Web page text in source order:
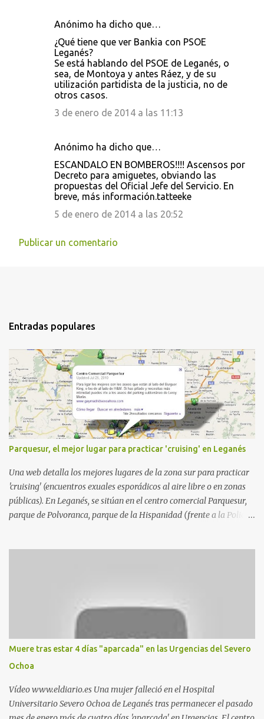
Anónimo ha dicho que…
¿Qué tiene que ver Bankia con PSOE
Leganés?
Se está hablando del PSOE de Leganés, o
sea, de Montoya y antes Ráez, y de su
utilización partidista de la justicia, no de
otros casos.
3 de enero de 2014 a las 11:13
Anónimo ha dicho que…
ESCANDALO EN BOMBEROS!!!! Ascensos por
Decreto para amiguetes, obviando las
propuestas del Oficial Jefe del Servicio. En
breve, más información.tatteeke
5 de enero de 2014 a las 20:52
Publicar un comentario
Entradas populares
Parquesur, el mejor lugar para practicar 'cruising' en Leganés
Una web detalla los mejores lugares de la zona sur para practicar
'cruising' (encuentros exuales esporádicos al aire libre o en zonas
públicas). En Leganés, se sitúan en el centro comercial Parquesur,
parque de Polvoranca, parque de la Hispanidad (frente a la Policía
estadio municipal de Butarque) y caminos entre el estadio y Plaza
Nueva. Otro lugar: Escombrera de Polvoranca, entre Leganés y
Móstoles También en el parque de la Hispanidad, situado frente a
la Policía Local de Leganés de la calle Chile, 1, y junto al
cementerio de Butarque". Más información
Muere tras estar 4 días "aparcada" en las Urgencias del Severo
Ochoa
Vídeo www.eldiario.es Una mujer falleció en el Hospital
Universitario Severo Ochoa de Leganés tras permanecer el pasado